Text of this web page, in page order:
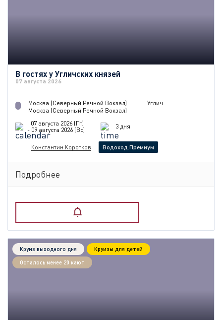
В гостях у Угличских князей
07 августа 2026
Москва (Северный Речной Вокзал)
Углич
Москва (Северный Речной Вокзал)
07 августа 2026 (Пт)
- 09 августа 2026 (Вс)
3 дня
Константин Коротков Водоход.Премиум
Подробнее
Круиз выходного дня Круизы для детей
Осталось менее 20 кают